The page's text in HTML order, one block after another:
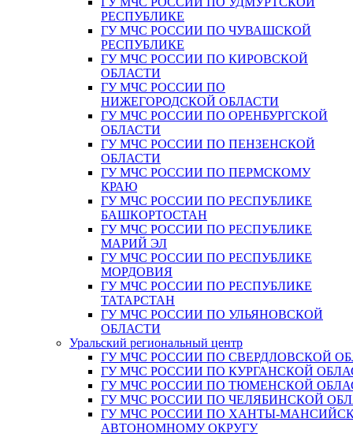
РЕСПУБЛИКЕ
ГУ МЧС РОССИИ ПО ЧУВАШСКОЙ
РЕСПУБЛИКЕ
ГУ МЧС РОССИИ ПО КИРОВСКОЙ
ОБЛАСТИ
ГУ МЧС РОССИИ ПО
НИЖЕГОРОДСКОЙ ОБЛАСТИ
ГУ МЧС РОССИИ ПО ОРЕНБУРГСКОЙ
ОБЛАСТИ
ГУ МЧС РОССИИ ПО ПЕНЗЕНСКОЙ
ОБЛАСТИ
ГУ МЧС РОССИИ ПО ПЕРМСКОМУ
КРАЮ
ГУ МЧС РОССИИ ПО РЕСПУБЛИКЕ
БАШКОРТОСТАН
ГУ МЧС РОССИИ ПО РЕСПУБЛИКЕ
МАРИЙ ЭЛ
ГУ МЧС РОССИИ ПО РЕСПУБЛИКЕ
МОРДОВИЯ
ГУ МЧС РОССИИ ПО РЕСПУБЛИКЕ
ТАТАРСТАН
ГУ МЧС РОССИИ ПО УЛЬЯНОВСКОЙ
ОБЛАСТИ
Уральский региональный центр
ГУ МЧС РОССИИ ПО СВЕРДЛОВСКОЙ
ГУ МЧС РОССИИ ПО КУРГАНСКОЙ
ГУ МЧС РОССИИ ПО ТЮМЕНСКОЙ
ГУ МЧС РОССИИ ПО ЧЕЛЯБИНСКОЙ
ГУ МЧС РОССИИ ПО ХАНТЫ-
АВТОНОМНОМУ ОКРУГУ